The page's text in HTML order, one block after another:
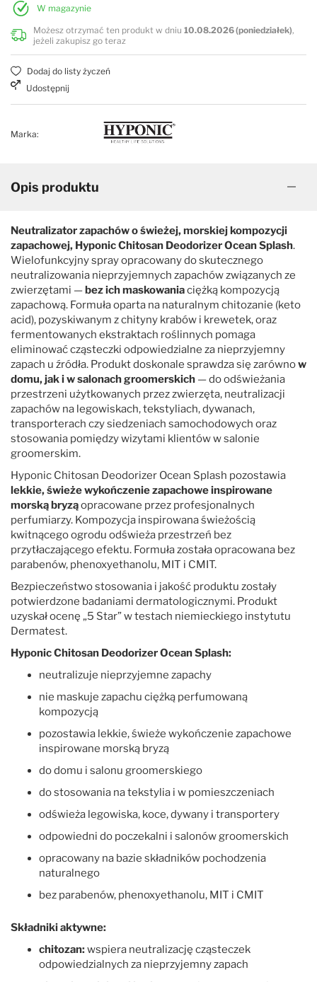
W magazynie
Możesz otrzymać ten produkt w dniu10.08.2026 (poniedziałek),
jeżeli zakupisz go teraz
Dodaj do listy życzeń
Udostępnij
Marka:
Opis produktu
Neutralizator zapachów o świeżej, morskiej kompozycji
zapachowej, Hyponic Chitosan Deodorizer Ocean Splash.
Wielofunkcyjny spray opracowany do skutecznego
neutralizowania nieprzyjemnych zapachów związanych ze
zwierzętami —bez ich maskowaniaciężką kompozycją
zapachową. Formuła oparta na naturalnym chitozanie (keto
acid), pozyskiwanym z chityny krabów i krewetek, oraz
fermentowanych ekstraktach roślinnych pomaga
eliminować cząsteczki odpowiedzialne za nieprzyjemny
zapach u źródła. Produkt doskonale sprawdza się zarównow
domu, jak i w salonach groomerskich — do odświeżania
przestrzeni użytkowanych przez zwierzęta, neutralizacji
zapachów na legowiskach, tekstyliach, dywanach,
transporterach czy siedzeniach samochodowych oraz
stosowania pomiędzy wizytami klientów w salonie
groomerskim.
Hyponic Chitosan Deodorizer Ocean Splash pozostawia
lekkie, świeże wykończenie zapachowe inspirowane
morską bryząopracowane przez profesjonalnych
perfumiarzy. Kompozycja inspirowana świeżością
kwitnącego ogrodu odświeża przestrzeń bez
przytłaczającego efektu. Formuła została opracowana bez
parabenów, phenoxyethanolu, MIT i CMIT.
Bezpieczeństwo stosowania i jakość produktu zostały
potwierdzone badaniami dermatologicznymi. Produkt
uzyskał ocenę „5 Star” w testach niemieckiego instytutu
Dermatest.
Hyponic Chitosan Deodorizer Ocean Splash:
neutralizuje nieprzyjemne zapachy
nie maskuje zapachu ciężką perfumowaną
kompozycją
pozostawia lekkie, świeże wykończenie zapachowe
inspirowane morską bryzą
do domu i salonu groomerskiego
do stosowania na tekstylia i w pomieszczeniach
odświeża legowiska, koce, dywany i transportery
odpowiedni do poczekalni i salonów groomerskich
opracowany na bazie składników pochodzenia
naturalnego
bez parabenów, phenoxyethanolu, MIT i CMIT
Składniki aktywne:
chitozan:wspiera neutralizację cząsteczek
odpowiedzialnych za nieprzyjemny zapach